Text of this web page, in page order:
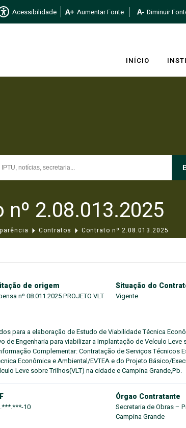
Acessibilidade Aumentar Fonte Diminuir
INÍCIO
nº 2.08.013.2025
Contratos Contrato nº 2.08.013.2025
de origem
nº 08.011.2025 PROJETO VLT
Situação do
Vigente
para a elaboração de Estudo de Viabilidade Técnica
de Engenharia para viabilizar a Implantação de Veículo Leve
Complementar: Contratação de Serviços Técnicos
Econômica e Ambiental/EVTEA e do Projeto Básico/
Leve sobre Trilhos(VLT) na cidade e Campina Grande,Pb.
10
Órgao Contratante
Secretaria de Obras –
Campina Grande